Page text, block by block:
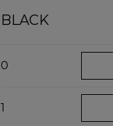
BLACK
0
1